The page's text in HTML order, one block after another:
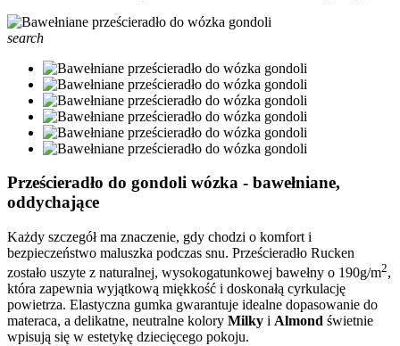
search
Prześcieradło do gondoli wózka - bawełniane,
oddychające
Każdy szczegół ma znaczenie, gdy chodzi o komfort i
bezpieczeństwo maluszka podczas snu. Prześcieradło Rucken
zostało uszyte z naturalnej, wysokogatunkowej bawełny o 190g/m2,
która zapewnia wyjątkową miękkość i doskonałą cyrkulację
powietrza. Elastyczna gumka gwarantuje idealne dopasowanie do
materaca, a delikatne, neutralne kolory Milky i Almond świetnie
wpisują się w estetykę dziecięcego pokoju.